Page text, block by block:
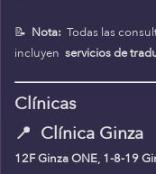
📝 Nota: Todas las
incluyen servicios de
Clínicas
📍 Clínica Ginza
12F Ginza ONE, 1-8-19